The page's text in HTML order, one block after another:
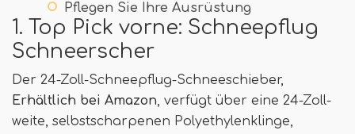
Pflegen Sie Ihre Ausrüstung
1. Top Pick vorne: Schneepflug
Schneerscher
Der 24-Zoll-Schneepflug-Schneeschieber,
Erhältlich bei Amazon, verfügt über eine 24-Zoll-
weite, selbstscharpenen Polyethylenklinge,